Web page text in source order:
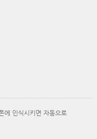
에 인식시키면 자동으로